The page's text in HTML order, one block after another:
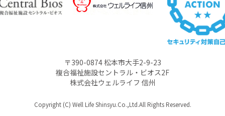
〒390-0874 松本市大手2-9-23
複合福祉施設セントラル・ビオス2F
株式会社ウェルライフ 信州
Copyright (C) Well Life Shinsyu.Co.,Ltd.All Rights Reserved.